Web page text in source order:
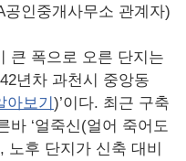
인중개사무소 관계자)
큰 폭으로 오른 단지는
년차 과천시 중앙동
아보기)’이다. 최근 구축
바 ‘얼죽신(얼어 죽어도
노후 단지가 신축 대비